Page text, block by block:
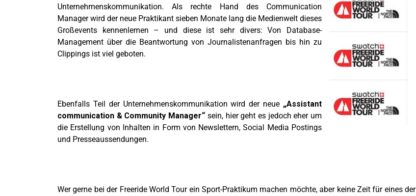
Unternehmenskommunikation. Als rechte Hand des Communication
Manager wird der neue Praktikant sieben Monate lang die Medienwelt dieses
Großevents kennenlernen – und diese ist sehr divers: Von Database-
Management über die Beantwortung von Journalistenanfragen bis hin zu
Clippings ist viel geboten.
Ebenfalls Teil der Unternehmenskommunikation wird der neue „Assistant
communication & Community Manager“ sein, hier geht es jedoch eher um
die Erstellung von Inhalten in Form von Newslettern, Social Media Postings
und Presseaussendungen.
Wer gerne bei der Freeride World Tour ein Sport-Praktikum machen möchte, aber keine Zeit für eines der